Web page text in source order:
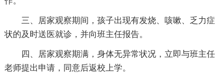
三、居家观察期间，孩子出现有发烧、咳嗽、乏力症
状的及时送医就诊，并向班主任报告。
四、居家观察期满，身体无异常状况，立即与班主任
老师提出申请，同意后返校上学。